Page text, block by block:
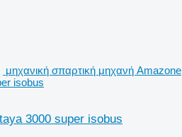
μηχανική σπαρτική μηχανή Amazone
isobus
3000 super isobus